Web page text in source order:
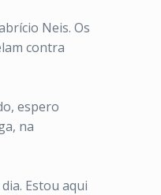
Neis. Os
contra
espero
na
Estou aqui